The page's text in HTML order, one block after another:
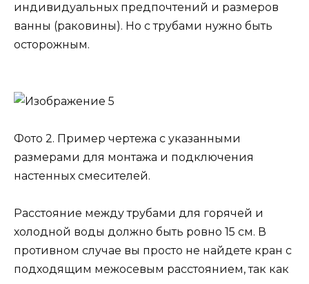
индивидуальных предпочтений и размеров
ванны (раковины). Но с трубами нужно быть
осторожным.
Фото 2. Пример чертежа с указанными
размерами для монтажа и подключения
настенных смесителей.
Расстояние между трубами для горячей и
холодной воды должно быть ровно 15 см. В
противном случае вы просто не найдете кран с
подходящим межосевым расстоянием, так как